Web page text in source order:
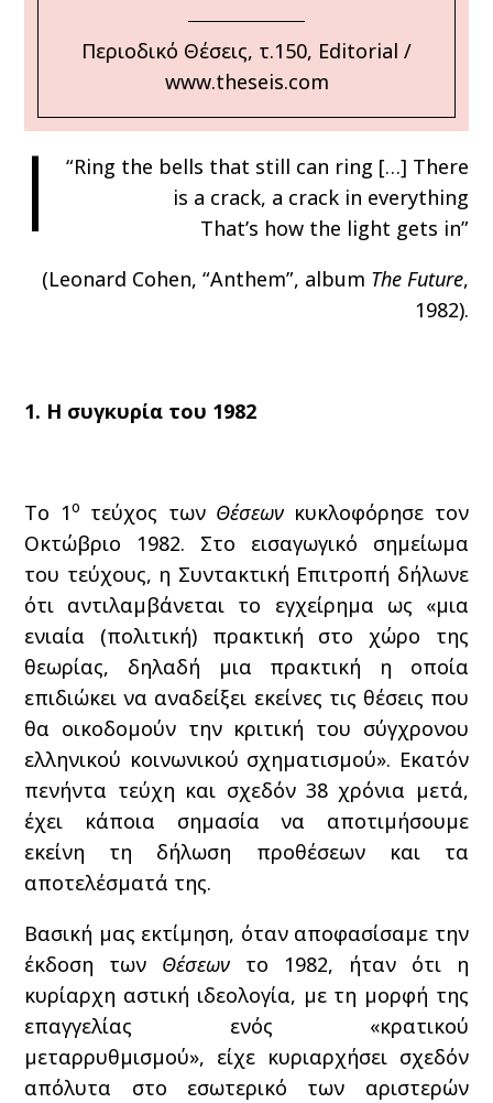
Περιοδικό Θέσεις, τ.150, Editorial /
www.theseis.com
“Ring the bells that still can ring […] There
is a crack, a crack in everything
That’s how the light gets in”
(Leonard Cohen, “Anthem”, album The Future,
1982).
1. Η συγκυρία του 1982
Το 1ο τεύχος των Θέσεωνκυκλοφόρησε τον
Οκτώβριο 1982. Στο εισαγωγικό σημείωμα
του τεύχους, η Συντακτική Επιτροπή δήλωνε
ότι αντιλαμβάνεται το εγχείρημα ως «μια
ενιαία (πολιτική) πρακτική στο χώρο της
θεωρίας, δηλαδή μια πρακτική η οποία
επιδιώκει να αναδείξει εκείνες τις θέσεις που
θα οικοδομούν την κριτική του σύγχρονου
ελληνικού κοινωνικού σχηματισμού». Εκατόν
πενήντα τεύχη και σχεδόν 38 χρόνια μετά,
έχει κάποια σημασία να αποτιμήσουμε
εκείνη τη δήλωση προθέσεων και τα
αποτελέσματά της.
Βασική μας εκτίμηση, όταν αποφασίσαμε την
έκδοση των Θέσεων το 1982, ήταν ότι η
κυρίαρχη αστική ιδεολογία, με τη μορφή της
επαγγελίας ενός «κρατικού
μεταρρυθμισμού», είχε κυριαρχήσει σχεδόν
απόλυτα στο εσωτερικό των αριστερών